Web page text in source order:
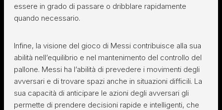
essere in grado di passare o dribblare rapidamente
quando necessario.
Infine, la visione del gioco di Messi contribuisce alla sua
abilità nell’equilibrio e nel mantenimento del controllo del
pallone. Messi ha l’abilità di prevedere i movimenti degli
avversari e di trovare spazi anche in situazioni difficili. La
sua capacità di anticipare le azioni degli avversari gli
permette di prendere decisioni rapide e intelligenti, che